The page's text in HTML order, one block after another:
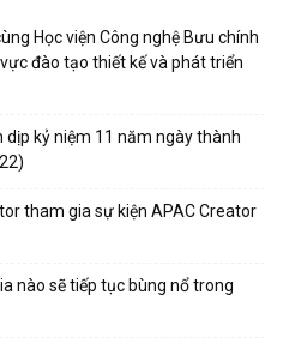
Học viện Công nghệ Bưu chính
đào tạo thiết kế và phát triển
kỷ niệm 11 năm ngày thành
tham gia sự kiện APAC Creator
nào sẽ tiếp tục bùng nổ trong